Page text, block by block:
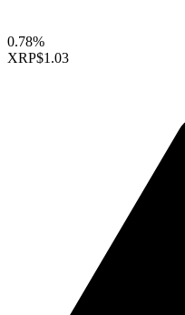
0.78%
XRP$1.03